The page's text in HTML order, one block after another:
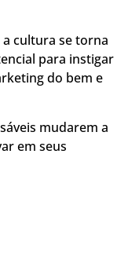
cultura se torna
para instigar
do bem e
mudarem a
em seus